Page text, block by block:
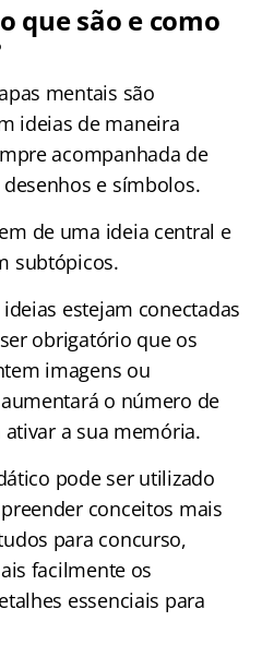
que são e como
mentais são
ideias de maneira
acompanhada de
e símbolos.
de uma ideia central e
subtópicos.
estejam conectadas
obrigatório que os
imagens ou
o número de
a sua memória.
pode ser utilizado
conceitos mais
para concurso,
facilmente os
essenciais para